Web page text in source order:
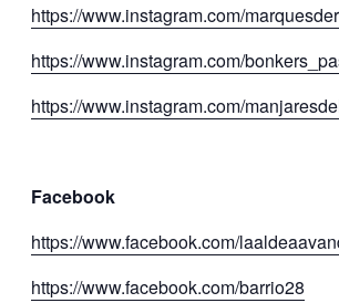
https://www.instagram.com/
https://www.instagram.com/
https://www.instagram.com/
Facebook
https://www.facebook.com/
https://www.facebook.com/barrio28